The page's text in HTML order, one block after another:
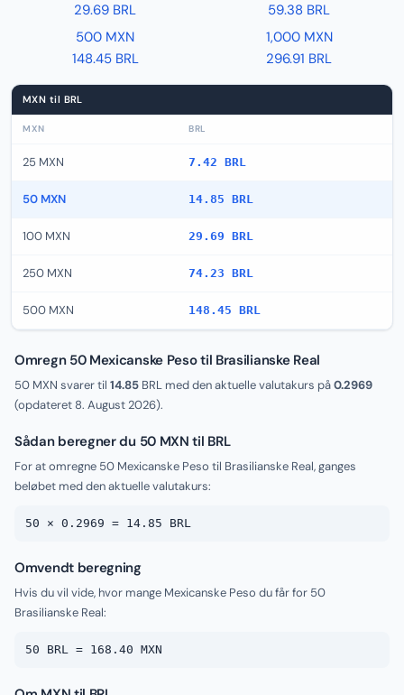
29.69 BRL
59.38 BRL
500 MXN
148.45 BRL
1,000 MXN
296.91 BRL
MXN til BRL
MXN BRL
25 MXN 7.42 BRL
50 MXN 14.85 BRL
100 MXN 29.69 BRL
250 MXN 74.23 BRL
500 MXN 148.45 BRL
Omregn 50 Mexicanske Peso til Brasilianske Real
50 MXN svarer til 14.85 BRL med den aktuelle valutakurs på0.2969
(opdateret 8. August 2026).
Sådan beregner du 50 MXN til BRL
For at omregne 50 Mexicanske Peso til Brasilianske Real, ganges
beløbet med den aktuelle valutakurs:
50 × 0.2969 = 14.85 BRL
Omvendt beregning
Hvis du vil vide, hvor mange Mexicanske Peso du får for 50
Brasilianske Real:
50 BRL = 168.40 MXN